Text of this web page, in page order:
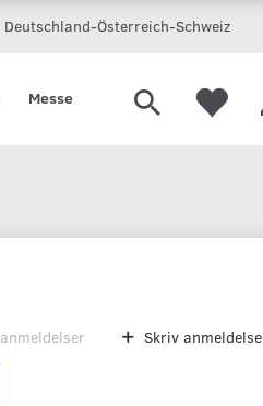
Deutschland-Österreich-Schweiz
Messe
anmeldelser Skriv anmeldelse